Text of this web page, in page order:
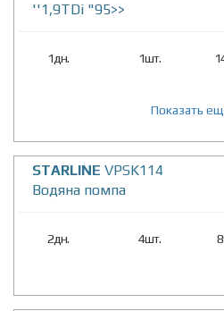
''1,9TDi "95>>
1дн. 1шт.
STARLINE VPSK114
Водяна помпа
2дн. 4шт.